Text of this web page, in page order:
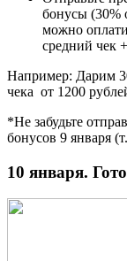
бонусы (30%
можно
средний чек
Например: Дарим
чека от 1200
*Не забудьте
бонусов 9 января
10 января.